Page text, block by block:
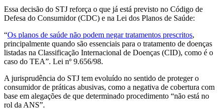
Essa decisão do STJ reforça o que já está previsto no Código de
Defesa do Consumidor (CDC) e na Lei dos Planos de Saúde:
“Os planos de saúde não podem negar tratamentos prescritos,
principalmente quando são essenciais para o tratamento de doenças
listadas na Classificação Internacional de Doenças (CID), como é o
caso do TEA”. Lei nº 9.656/98.
A jurisprudência do STJ tem evoluído no sentido de proteger o
consumidor de práticas abusivas, como a negativa de cobertura com
base em alegações de que determinado procedimento “não está no
rol da ANS”.